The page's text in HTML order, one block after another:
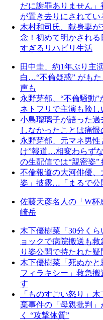
だに謝罪ありません
が置き去りにされてい
木村和司氏、献身妻
念！初めて明かされ
すぎるリハビリ生活
田中圭、約1年ぶり主
白…“不倫疑惑” がも
声も
永野芽郁、“不倫騒動
ネトフリで主演も険
小島瑠璃子が語った過
しなかったことは痛
永野芽郁、元マネ男
け”報道…相変わらず
の生配信では“親密姿”
不倫報道の大河俳優
姿」披露…「まるで公
佐藤天彦名人の「W
崎岳
木下優樹菜「30分く
ョックで病院搬送も
り姿公開で持たれた疑
木下優樹菜「死ぬか
フィラキシー」救急
す
「ものすごい怒り」
棄事件の「母親批判
く “攻撃体質”